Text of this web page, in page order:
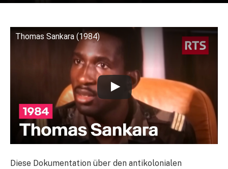
Thomas Sankara (1984)
Diese Dokumentation über den antikolonialen